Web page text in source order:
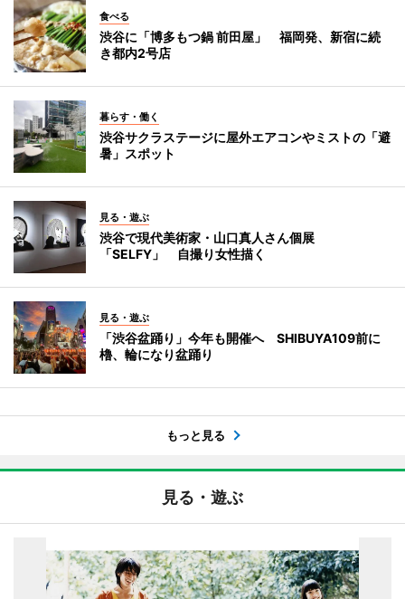
食べる
渋谷に「博多もつ鍋 前田屋」 福岡発、新宿に続
き都内2号店
暮らす・働く
渋谷サクラステージに屋外エアコンやミストの「避
暑」スポット
見る・遊ぶ
渋谷で現代美術家・山口真人さん個展
「SELFY」 自撮り女性描く
見る・遊ぶ
「渋谷盆踊り」今年も開催へ SHIBUYA109前に
櫓、輪になり盆踊り
もっと見る
見る・遊ぶ